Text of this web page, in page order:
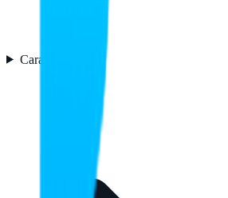
Características